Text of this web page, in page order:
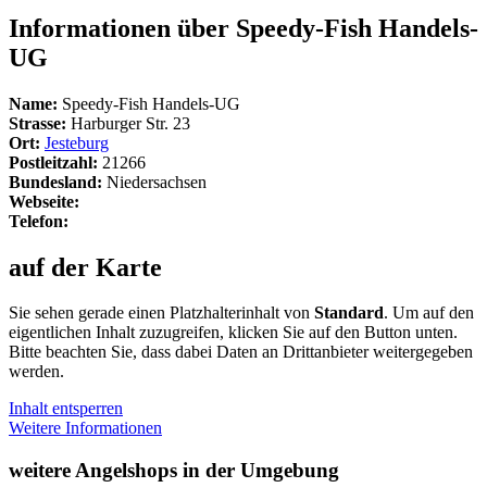
Informationen über Speedy-Fish Handels-
UG
Name: Speedy-Fish Handels-UG
Strasse: Harburger Str. 23
Ort: Jesteburg
Postleitzahl: 21266
Bundesland: Niedersachsen
Webseite:
Telefon:
auf der Karte
Sie sehen gerade einen Platzhalterinhalt von Standard. Um auf den
eigentlichen Inhalt zuzugreifen, klicken Sie auf den Button unten.
Bitte beachten Sie, dass dabei Daten an Drittanbieter weitergegeben
werden.
Inhalt entsperren
Weitere Informationen
weitere Angelshops in der Umgebung